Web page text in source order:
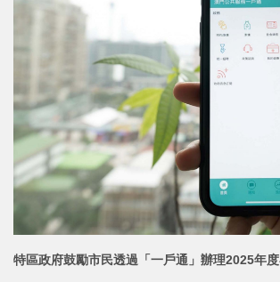
特區政府鼓勵市民透過「一戶通」辦理2025年度